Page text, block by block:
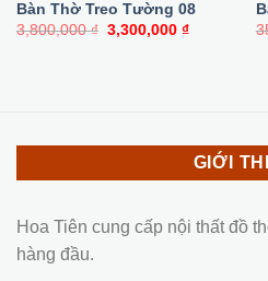
Bàn Thờ Treo Tường 08
3,800,000₫ Giá
3,300,000 ₫Giá
GIỚI
Hoa Tiên cung cấp nội thất đồ
hàng đầu.